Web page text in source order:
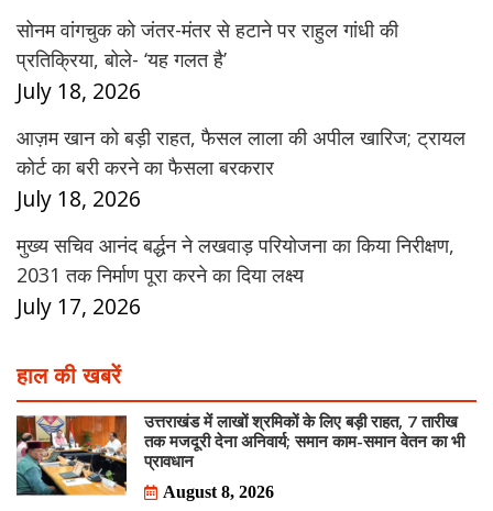
सोनम वांगचुक को जंतर-मंतर से हटाने पर राहुल गांधी की
प्रतिक्रिया, बोले- ‘यह गलत है’
July 18, 2026
आज़म खान को बड़ी राहत, फैसल लाला की अपील खारिज; ट्रायल
कोर्ट का बरी करने का फैसला बरकरार
July 18, 2026
मुख्य सचिव आनंद बर्द्धन ने लखवाड़ परियोजना का किया निरीक्षण,
2031 तक निर्माण पूरा करने का दिया लक्ष्य
July 17, 2026
हाल की खबरें
उत्तराखंड में लाखों श्रमिकों के लिए बड़ी राहत, 7 तारीख
तक मजदूरी देना अनिवार्य; समान काम-समान वेतन का भी
प्रावधान
August 8, 2026